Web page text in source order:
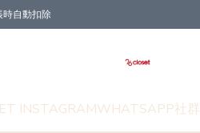
自動扣除
INSTAGRAMWHATSAPP社群